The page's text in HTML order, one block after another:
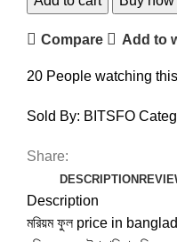
Compare Add to
20 People watching
Sold By: BITSFO
Share:
DESCRIPTION
Description
মরিয়ম ফুল price in